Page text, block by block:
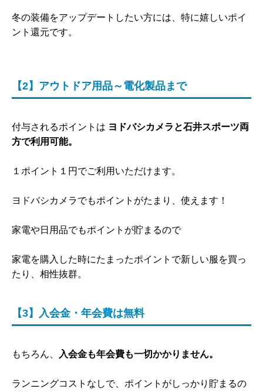
冬の装備をアップデートしたい方には、特に嬉しいポイ
ント還元です。
【2】アウトドア用品～電化製品まで
付与されるポイントは ヨドバシカメラと石井スポーツ両
方で利用可能。
１ポイント１円でご利用いただけます。
ヨドバシカメラでもポイントがたまり、使えます！
家電や日用品でもポイントが貯まるので
家電を購入した時にたまったポイントで新しい服を買っ
たり、相性抜群。
【3】入会金・年会費は無料
もちろん、 入会金も年会費も一切かかりません。
ランニングコストなしで、ポイントがしっかり貯まるの